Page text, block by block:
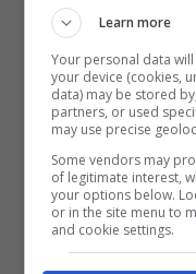
Fiorello non sarà a
M a non è tutto.
importanti
Michele
Learn more
Your personal data
your device (cookies,
data) may be stored
partners, or used
may use precise
Some vendors may
of legitimate interest,
your options below.
or in the site menu to
and cookie settings.